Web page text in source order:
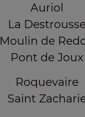
Auriol
La
Moulin de
Pont de Joux
Roquevaire
Saint